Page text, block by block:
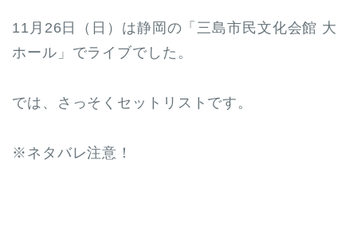
11月26日（日）は静岡の「三島市民文化会館 大
ホール」でライブでした。
では、さっそくセットリストです。
※ネタバレ注意！